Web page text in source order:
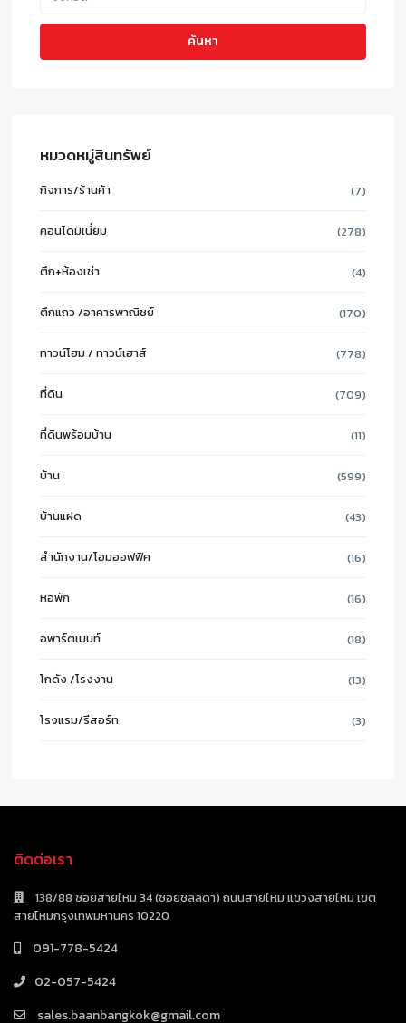
ค้นหา
หมวดหมู่สินทรัพย์
กิจการ/ร้านค้า (7)
คอนโดมิเนี่ยม (278)
ตึก+ห้องเช่า (4)
ตึกแถว /อาคารพาณิชย์ (170)
ทาวน์โฮม / ทาวน์เฮาส์ (778)
ที่ดิน (709)
ที่ดินพร้อมบ้าน (11)
บ้าน (599)
บ้านแฝด (43)
สำนักงาน/โฮมออฟฟิศ (16)
หอพัก (16)
อพาร์ตเมนท์ (18)
โกดัง /โรงงาน (13)
โรงแรม/รีสอร์ท (3)
ติดต่อเรา
138/88 ซอยสายไหม 34 (ซอยชลลดา) ถนนสายไหม แขวงสายไหม เขต
สายไหมกรุงเทพมหานคร 10220
091-778-5424
02-057-5424
sales.baanbangkok@gmail.com